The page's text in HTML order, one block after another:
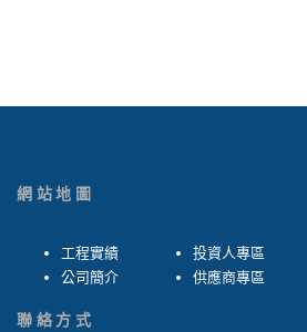
網站地圖
工程實績
公司簡介
投資人專區
供應商專區
聯絡方式